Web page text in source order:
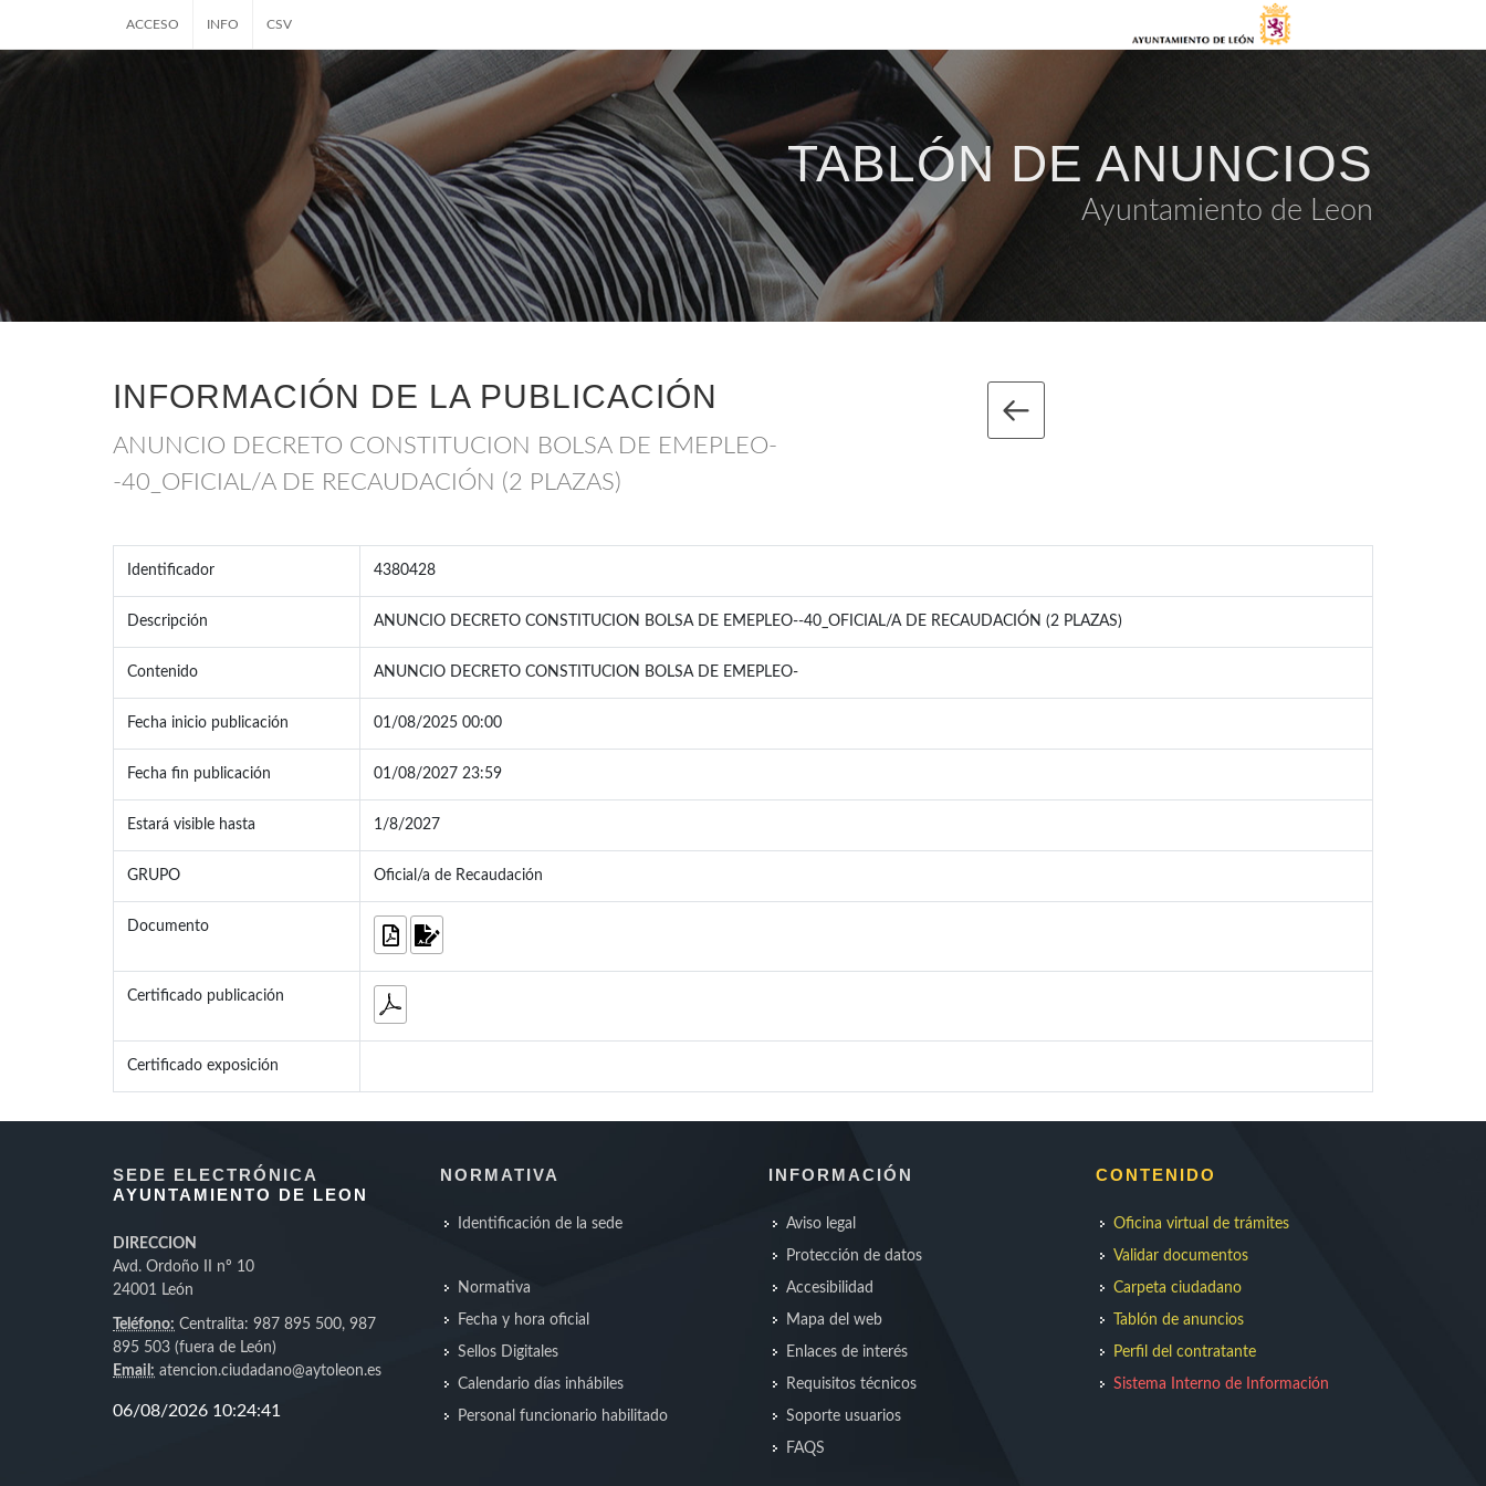
ACCESO INFO CSV
TABLÓN DE ANUNCIOS
Ayuntamiento de Leon
INFORMACIÓN DE LA PUBLICACIÓN
ANUNCIO DECRETO CONSTITUCION BOLSA DE EMEPLEO-
-40_OFICIAL/A DE RECAUDACIÓN (2 PLAZAS)
Identificador 4380428
Descripción ANUNCIO DECRETO CONSTITUCION BOLSA DE EMEPLEO--40_OFICIAL/A DE RECAUDACIÓN (2 PLAZAS)
Contenido ANUNCIO DECRETO CONSTITUCION BOLSA DE EMEPLEO-
Fecha inicio publicación 01/08/2025 00:00
Fecha fin publicación 01/08/2027 23:59
Estará visible hasta 1/8/2027
GRUPO Oficial/a de Recaudación
Documento
Certificado publicación
Certificado exposición
SEDE ELECTRÓNICA
AYUNTAMIENTO DE LEON
DIRECCION
Avd. Ordoño II nº 10
24001 León
Teléfono: Centralita: 987 895 500, 987
895 503 (fuera de León)
Email: atencion.ciudadano@aytoleon.es
NORMATIVA
Identificación de la sede
Normativa
Fecha y hora oficial
Sellos Digitales
Calendario días inhábiles
Personal funcionario habilitado
INFORMACIÓN
Aviso legal
Protección de datos
Accesibilidad
Mapa del web
Enlaces de interés
Requisitos técnicos
Soporte usuarios
FAQS
CONTENIDO
Oficina virtual de trámites
Validar documentos
Carpeta ciudadano
Tablón de anuncios
Perfil del contratante
Sistema Interno de Información